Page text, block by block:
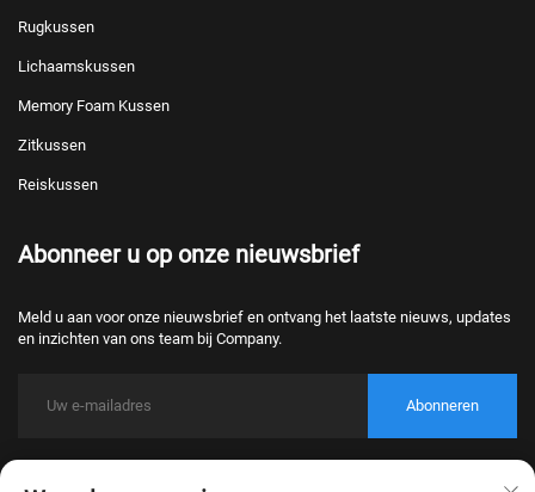
Rugkussen
Lichaamskussen
Memory Foam Kussen
Zitkussen
Reiskussen
Abonneer u op onze nieuwsbrief
Meld u aan voor onze nieuwsbrief en ontvang het laatste nieuws, updates
en inzichten van ons team bij Company.
Abonneren